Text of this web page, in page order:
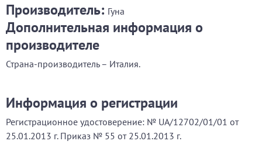
Производитель: Гуна
Дополнительная информация о
производителе
Страна-производитель – Италия.
Информация о регистрации
Регистрационное удостоверение: № UA/12702/01/01 от
25.01.2013 г. Приказ № 55 от 25.01.2013 г.